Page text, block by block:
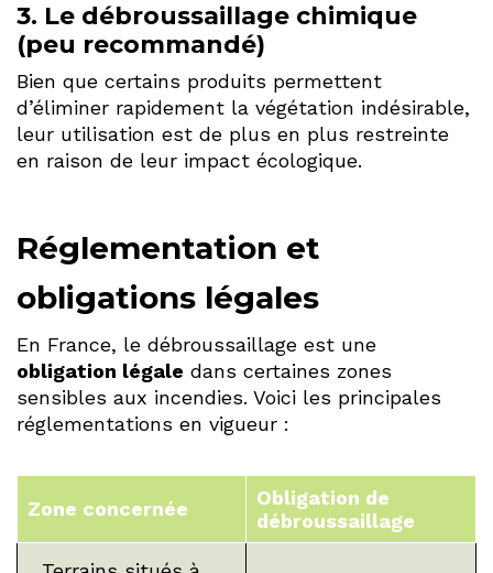
3. Le débroussaillage chimique
(peu recommandé)
Bien que certains produits permettent
d’éliminer rapidement la végétation indésirable,
leur utilisation est de plus en plus restreinte
en raison de leur impact écologique.
Réglementation et
obligations légales
En France, le débroussaillage est une
obligation légale dans certaines zones
sensibles aux incendies. Voici les principales
réglementations en vigueur :
Zone concernée
Obligation de
débroussaillage